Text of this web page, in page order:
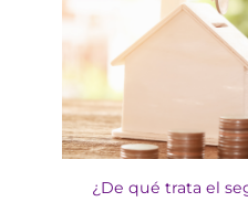
¿De qué trata el